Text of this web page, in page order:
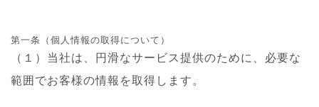
第一条（個人情報の取得について）
（１）当社は、円滑なサービス提供のために、必要な
範囲でお客様の情報を取得します。